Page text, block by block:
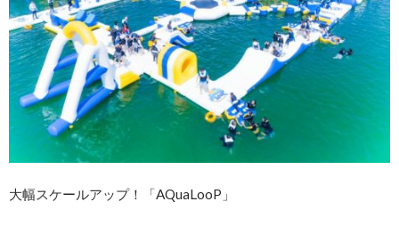
大幅スケールアップ！「AQuaLooP」